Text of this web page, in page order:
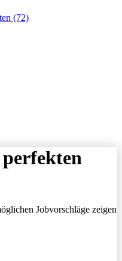
(72)
Jobvorschläge zeigen